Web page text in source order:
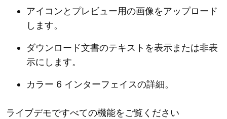
アイコンとプレビュー用の画像をアップロード
します。
ダウンロード文書のテキストを表示または非表
示にします。
カラー 6 インターフェイスの詳細。
ライブデモですべての機能をご覧ください